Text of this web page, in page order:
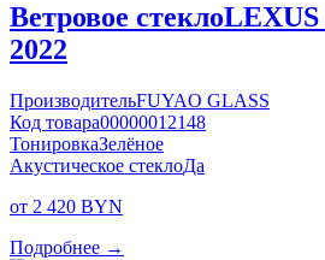
Ветровое стеклоLEXUS
2022
ПроизводительFUYAO GLASS
Код товара00000012148
ТонировкаЗелёное
Акустическое стеклоДа
от 2 420 BYN
Подробнее →